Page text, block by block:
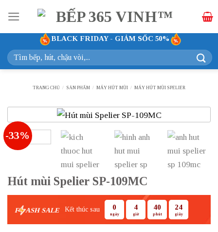
qua
nội
dung
BLACK FRIDAY - GIẢM SỐC 50%
Tìm
kiếm:
TRANG CHỦ / SẢN PHẨM / MÁY HÚT MÙI / MÁY HÚT MÙI SPELIER
-33%
Hút mùi Spelier SP-109MC
F ASH SALE Kết thúc sau 0
ngày
4
giờ
40
phút
24
giây